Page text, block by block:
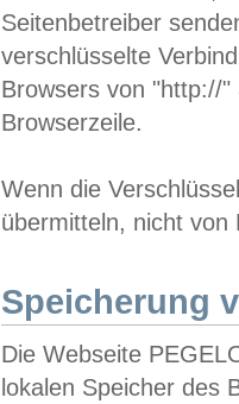
Seitenbetreiber
verschlüsselte
Browsers von "http://
Browserzeile.
Wenn die
übermitteln, nicht von
Speicherung
Die Webseite
lokalen Speicher des